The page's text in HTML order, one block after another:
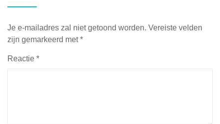
Je e-mailadres zal niet getoond worden. Vereiste velden
zijn gemarkeerd met*
Reactie *